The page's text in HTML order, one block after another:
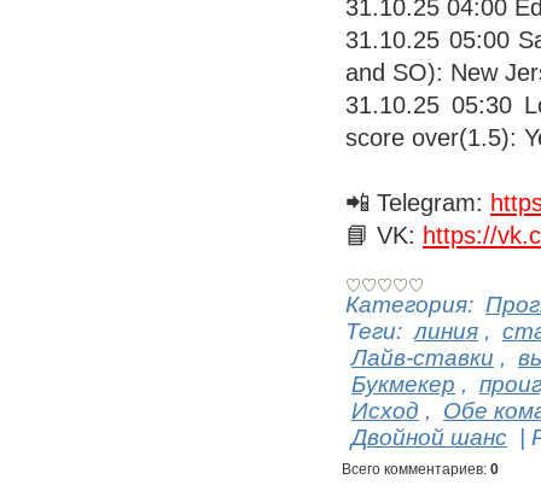
31.10.25 04:00
31.10.25 05:00
and SO): New
31.10.25 05:30
score over(1.5):
📲 Telegram:
📘 VK: https://
Категория:
Теги: линия ,
Лайв-ставки ,
Букмекер ,
Исход ,
Обе
Двойной шанс
Всего комментариев: 0